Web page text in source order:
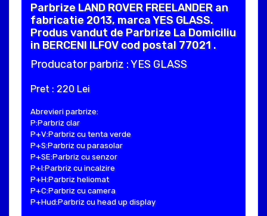
Parbrize LAND ROVER FREELANDER an
fabricatie 2013, marca YES GLASS.
Produs vandut de Parbrize La Domiciliu
in BERCENI ILFOV cod postal 77021 .
Producator parbriz : YES GLASS
Pret : 220 Lei
Abrevieri parbrize:
P:Parbriz clar
P+V:Parbriz cu tenta verde
P+S:Parbriz cu parasolar
P+SE:Parbriz cu senzor
P+I:Parbriz cu incalzire
P+H:Parbriz heliomat
P+C:Parbriz cu camera
P+Hud:Parbriz cu head up display